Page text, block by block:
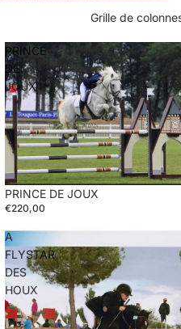
Grille de
PRINCE
DE
JOUX
PRINCE DE JOUX
€220,00
A
FLYSTAR
DES
HOUX